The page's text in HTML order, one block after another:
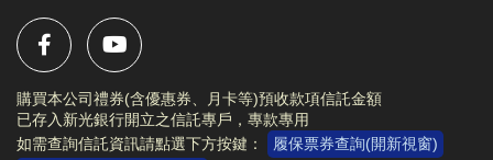
購買本公司禮券(含優惠券、月卡等)預收款項信託金額
已存入新光銀行開立之信託專戶，專款專用
如需查詢信託資訊請點選下方按鍵：
履保票券查詢(開新視窗)